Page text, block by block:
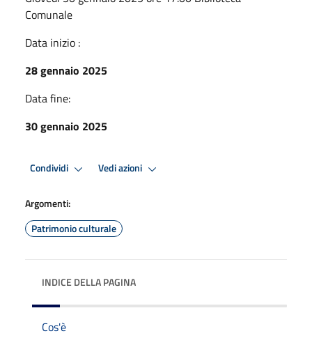
Comunale
Data inizio :
28 gennaio 2025
Data fine:
30 gennaio 2025
Condividi Vedi azioni
Argomenti:
Patrimonio culturale
INDICE DELLA PAGINA
Cos'è